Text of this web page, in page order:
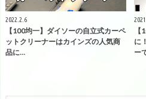
2022.2.6
【100均一】ダイソーの自立式カーペ
ットクリーナーはカインズの人気商
品に…
に
ー